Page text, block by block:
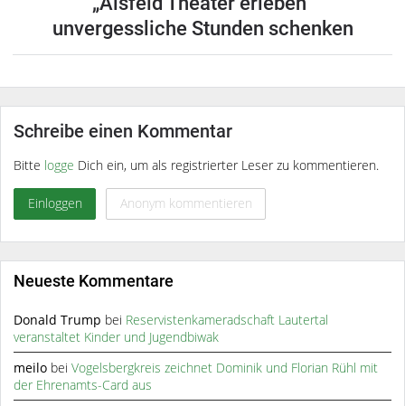
unvergessliche Stunden schenken
Schreibe einen Kommentar
Bitte logge Dich ein, um als registrierter Leser zu kommentieren.
Einloggen Anonym kommentieren
Neueste Kommentare
Donald Trump bei Reservistenkameradschaft Lautertal
veranstaltet Kinder und Jugendbiwak
meilo beiVogelsbergkreis zeichnet Dominik und Florian Rühl mit
der Ehrenamts-Card aus